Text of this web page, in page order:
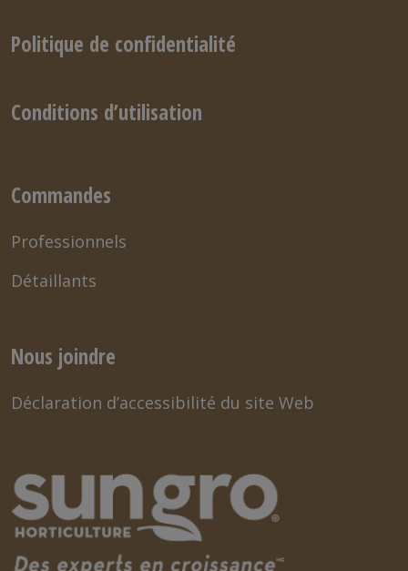
Politique de confidentialité
Conditions d’utilisation
Commandes
Professionnels
Détaillants
Nous joindre
Déclaration d’accessibilité du site Web